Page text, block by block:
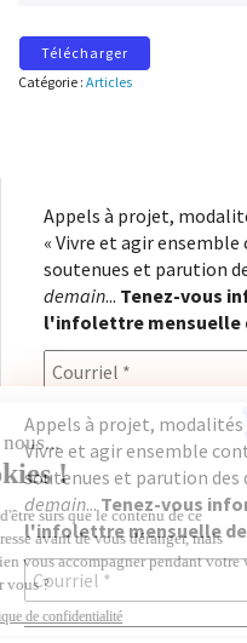
Télécharger
Catégorie : Articles
Appels à projet,
« Vivre et agir
soutenues et parution
demain... Tenez-vous
l'infolettre mensuelle
En renseignant votre
consentez à recevoir
Seligmann,
confidentialité. Il vous
désabonner à tout
Appels à projet, modalités
Vivre et agir ensemble
soutenues et parution des
demain...Tenez-vous
l'infolettre mensuelle